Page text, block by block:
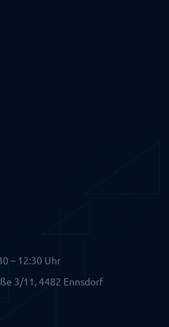
– 12:30 Uhr
3/11, 4482 Ennsdorf